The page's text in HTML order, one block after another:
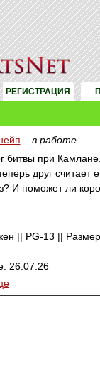
РЕГИСТРАЦИЯ
в работе
битвы при
друг считает
И поможет ли
|| PG-13 ||
26.07.26